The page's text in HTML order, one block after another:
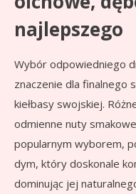
najlepszego
Wybór odpowiedniego
znaczenie dla finalnego
kiełbasy swojskiej.
odmienne nuty
popularnym wyborem,
dym, który doskonale
dominując jej